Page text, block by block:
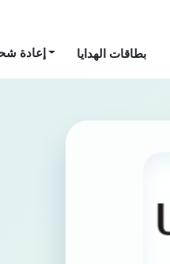
إعادة بطاقات الهدايا